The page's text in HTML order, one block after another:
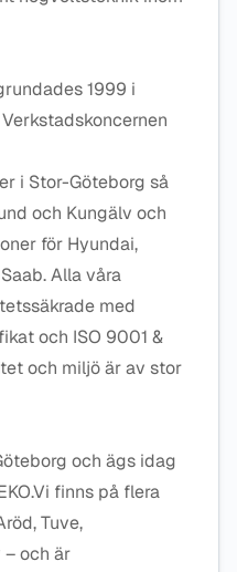
1999 i
i Stor-Göteborg så
och Kungälv och
för Hyundai,
Alla våra
med
och ISO 9001 &
och miljö är av stor
och ägs idag
finns på flera
Tuve,
– och är